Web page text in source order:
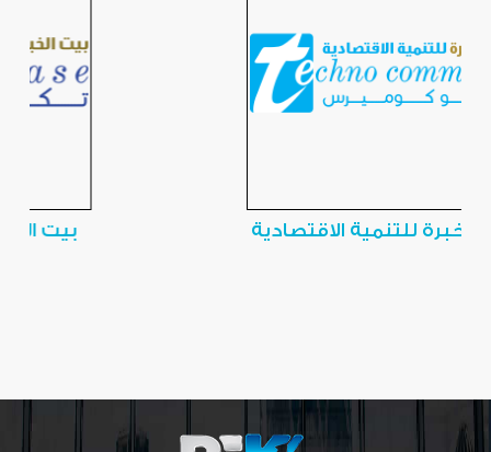
بيت الخبرة للتنمية الاقتصادية